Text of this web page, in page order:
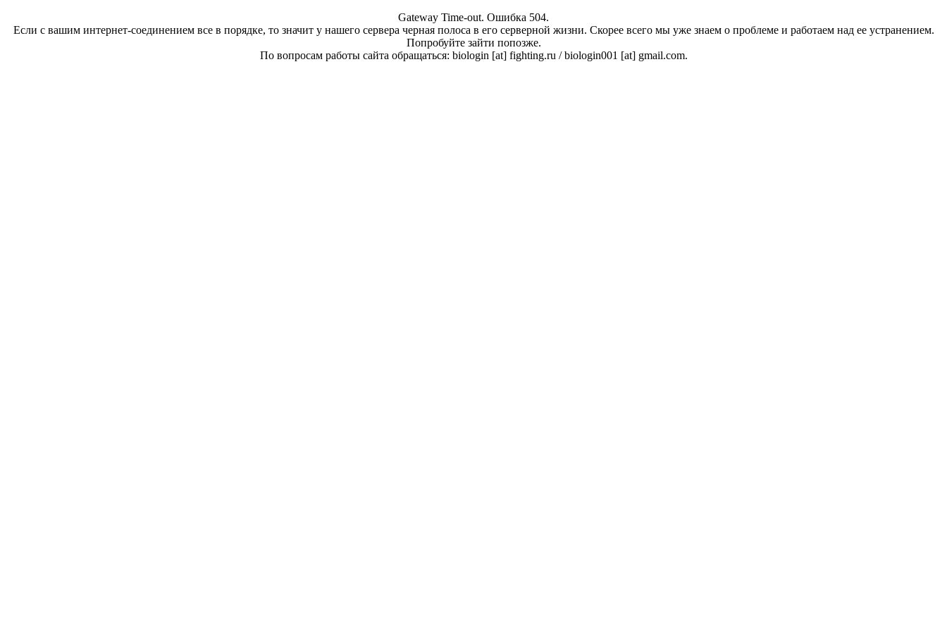
Gateway Time-out. Ошибка 504.
Если с вашим интернет-соединением все в порядке, то значит у нашего сервера черная полоса в его серверной жизни. Скорее всего мы уже знаем о проблеме и работаем над ее устранением.
Попробуйте зайти попозже.
По вопросам работы сайта обращаться: biologin [at] fighting.ru / biologin001 [at] gmail.com.